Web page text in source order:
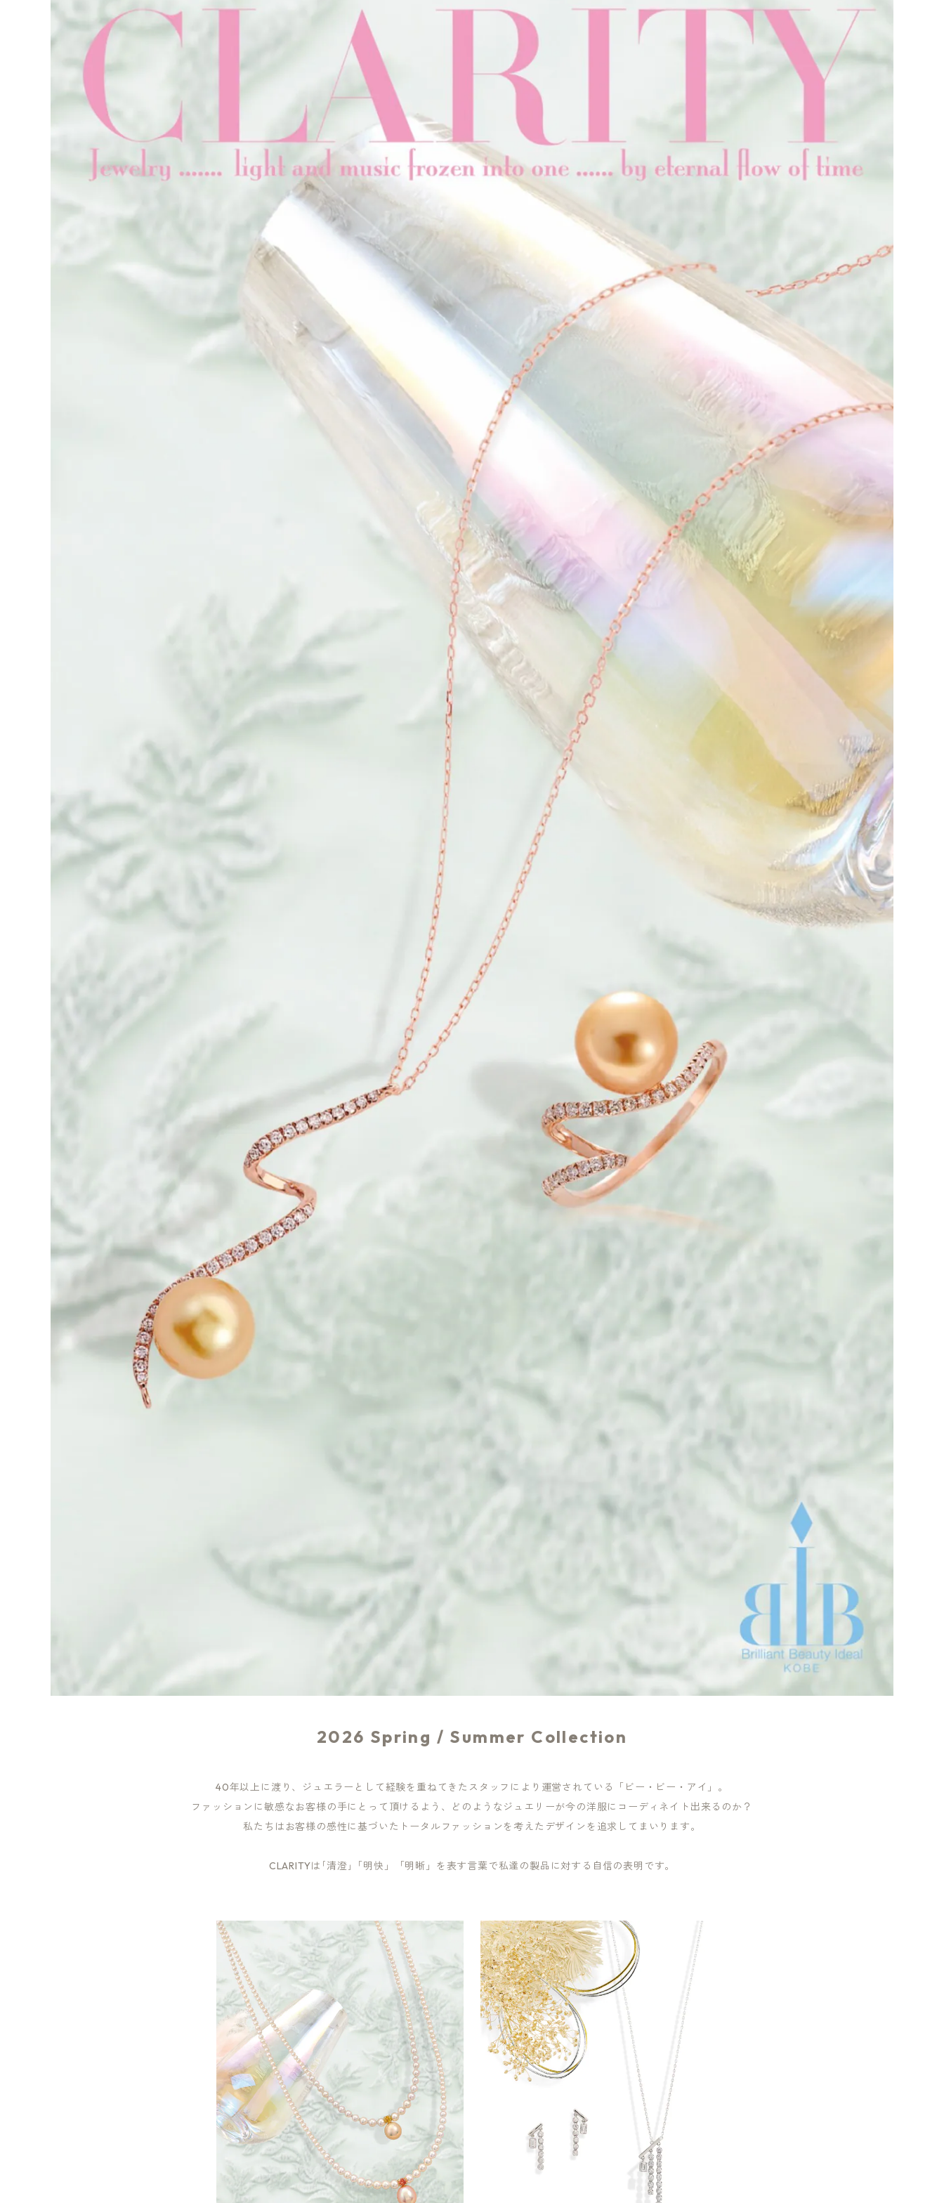
2026 Spring / Summer Collection
40年以上に渡り、ジュエラーとして経験を重ねてきたスタッフにより運営されている「ビー・ビー・アイ」。
ファッションに敏感なお客様の手にとって頂けるよう、どのようなジュエリーが今の洋服にコーディネイト出来るのか？
私たちはお客様の感性に基づいたトータルファッションを考えたデザインを追求してまいります。
CLARITYは｢清澄｣「明快」「明晰」を表す言葉で私達の製品に対する自信の表明です。